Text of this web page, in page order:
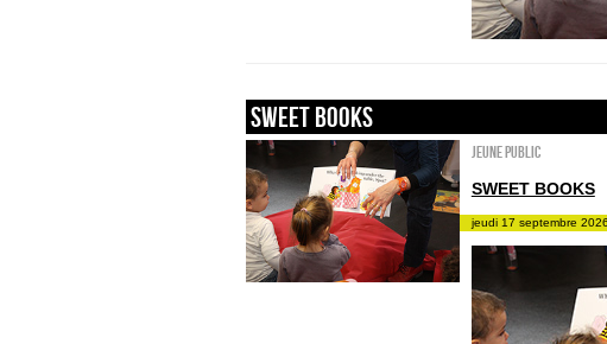
sweet books
Jeune public
SWEET BOOKS
jeudi 17 septembre